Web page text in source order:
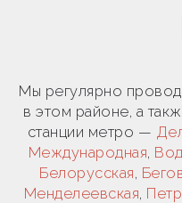
Мы регулярно
в этом районе, а
станции метро —
Международная,
Белорусская,
Менделеевская,